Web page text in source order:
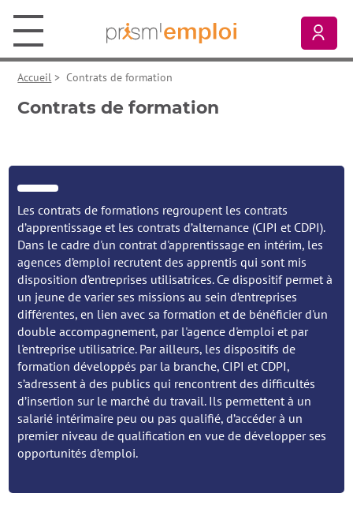
Prism’emploi, retour à l'accueil
Accueil >Contrats de formation
Contrats de formation
Les contrats de formations regroupent les contrats
d’apprentissage et les contrats d’alternance (CIPI et CDPI).
Dans le cadre d'un contrat d'apprentissage en intérim, les
agences d’emploi recrutent des apprentis qui sont mis
disposition d’entreprises utilisatrices. Ce dispositif permet à
un jeune de varier ses missions au sein d’entreprises
différentes, en lien avec sa formation et de bénéficier d'un
double accompagnement, par l'agence d'emploi et par
l'entreprise utilisatrice. Par ailleurs, les dispositifs de
formation développés par la branche, CIPI et CDPI,
s’adressent à des publics qui rencontrent des difficultés
d’insertion sur le marché du travail. Ils permettent à un
salarié intérimaire peu ou pas qualifié, d’accéder à un
premier niveau de qualification en vue de développer ses
opportunités d’emploi.